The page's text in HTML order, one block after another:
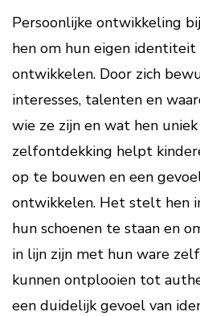
Persoonlijke ontwikkeling
hen om hun eigen
ontwikkelen. Door zich
interesses, talenten en
wie ze zijn en wat hen
zelfontdekking helpt
op te bouwen en een
ontwikkelen. Het stelt hen
hun schoenen te staan en
in lijn zijn met hun ware
kunnen ontplooien tot
een duidelijk gevoel van